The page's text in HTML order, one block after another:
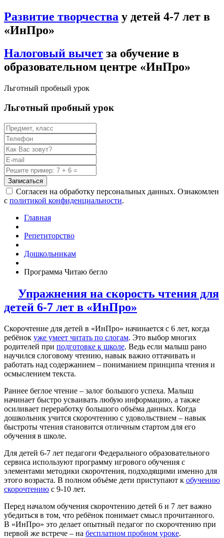
Развитие творчества у детей 4-7 лет в
«ИнПро»
Налоговый вычет за обучение в
образовательном центре «ИнПро»
Льготный пробный урок
Льготный пробный урок
Записаться
Согласен на обработку персональных данных. Ознакомлен
с политикой конфиденциальности.
Главная
Репетиторство
Дошкольникам
Программа Читаю бегло
Упражнения на скорость чтения для
детей 6-7 лет в «ИнПро»
Скорочтение для детей в «ИнПро» начинается с 6 лет, когда
ребёнок уже умеет читать по слогам. Это выбор многих
родителей при подготовке к школе. Ведь если малыш рано
научился слоговому чтению, навык важно оттачивать и
работать над содержанием – пониманием принципа чтения и
осмыслением текста.
Раннее беглое чтение – залог большого успеха. Малыш
начинает быстро усваивать любую информацию, а также
осиливает переработку большого объёма данных. Когда
дошкольник учится скорочтению с удовольствием – навык
быстроты чтения становится отличным стартом для его
обучения в школе.
Для детей 6-7 лет педагоги Федерального образовательного
сервиса используют программу игрового обучения с
элементами методики скорочтения, подходящими именно для
этого возраста. В полном объёме дети приступают к обучению
скорочтению с 9-10 лет.
Перед началом обучения скорочтению детей 6 и 7 лет важно
убедиться в том, что ребёнок понимает смысл прочитанного.
В «ИнПро» это делает опытный педагог по скорочтению при
первой же встрече – на бесплатном пробном уроке.